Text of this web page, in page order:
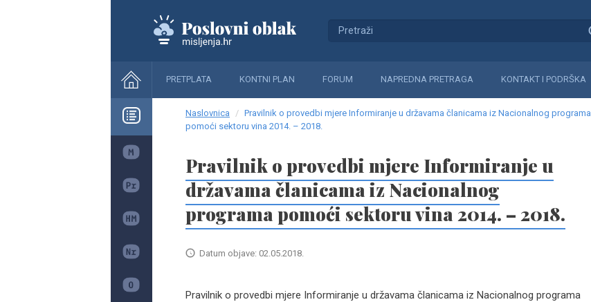
PRETPLATA KONTNI PLAN FORUM NAPREDNA PRETRAGA KONTAKT I PODRŠKA
Naslovnica
Pravilnik o provedbi mjere Informiranje u državama članicama iz Nacionalnog programa
pomoći sektoru vina 2014. – 2018.
Pravilnik o provedbi mjere Informiranje u
državama članicama iz Nacionalnog
programa pomoći sektoru vina 2014. – 2018.
Datum objave: 02.05.2018.
Pravilnik o provedbi mjere Informiranje u državama članicama iz Nacionalnog programa